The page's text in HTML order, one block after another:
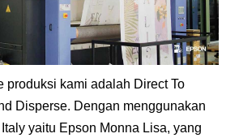
produksi kami adalah Direct To
Disperse. Dengan menggunakan
yaitu Epson Monna Lisa, yang